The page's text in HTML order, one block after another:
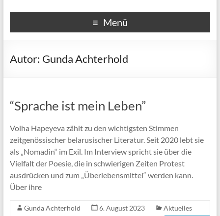
Menü
Autor: Gunda Achterhold
“Sprache ist mein Leben”
Volha Hapeyeva zählt zu den wichtigsten Stimmen
zeitgenössischer belarusischer Literatur. Seit 2020 lebt sie
als „Nomadin“ im Exil. Im Interview spricht sie über die
Vielfalt der Poesie, die in schwierigen Zeiten Protest
ausdrücken und zum „Überlebensmittel“ werden kann.
Über ihre
Gunda Achterhold 6. August 2023
Aktuelles